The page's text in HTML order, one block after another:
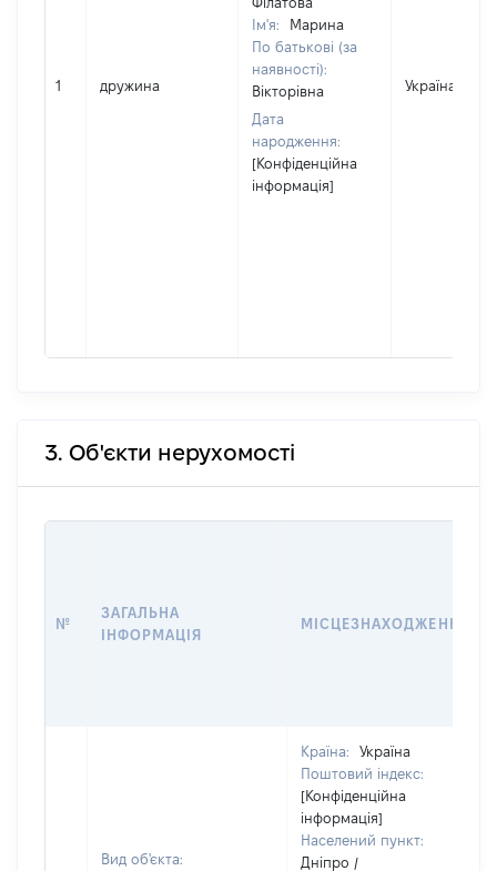
1 дружина
Ім'я:
Марина
По батькові (за
наявності):
Вікторівна
Дата
народження:
[Конфіденційна
інформація]
Україна
3. Об'єкти нерухомості
№
ЗАГАЛЬНА
ІНФОРМАЦІЯ
МІСЦЕЗНАХОДЖЕННЯ
Вид об'єкта:
Країна:
Україна
Поштовий індекс:
[Конфіденційна
інформація]
Населений пункт:
Дніпро /